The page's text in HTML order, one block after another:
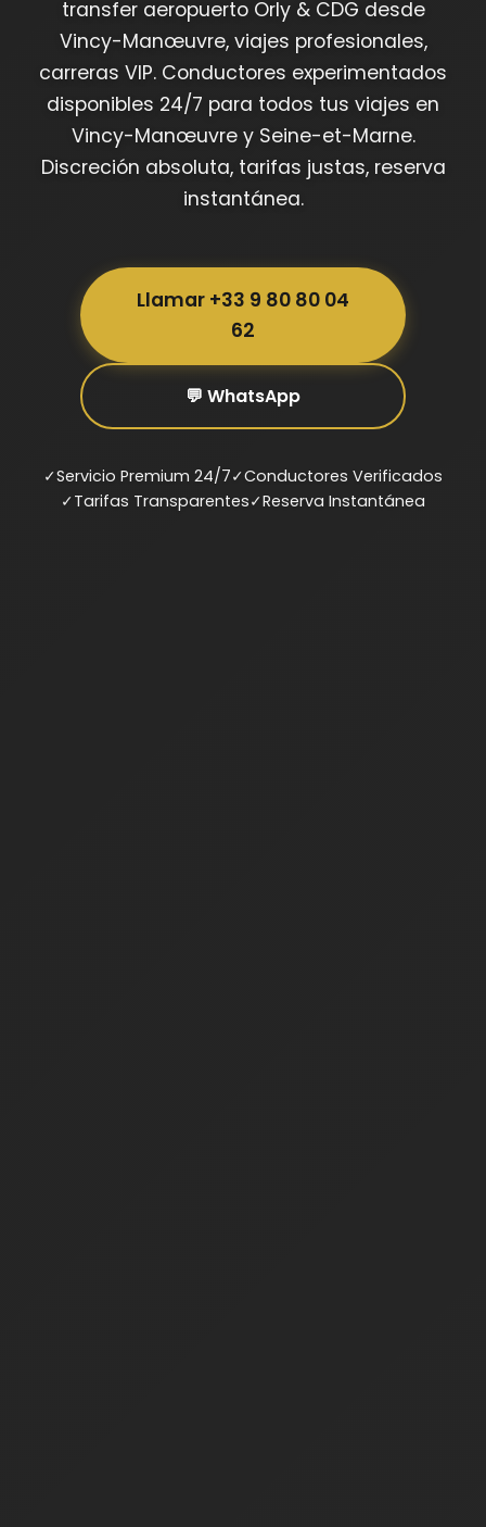
transfer aeropuerto Orly & CDG desde
Vincy-Manœuvre, viajes profesionales,
carreras VIP. Conductores experimentados
disponibles 24/7 para todos tus viajes en
Vincy-Manœuvre y Seine-et-Marne.
Discreción absoluta, tarifas justas, reserva
instantánea.
Llamar +33 9 80 80 04
62
💬 WhatsApp
✓Servicio Premium 24/7✓Conductores Verificados
✓Tarifas Transparentes✓Reserva Instantánea